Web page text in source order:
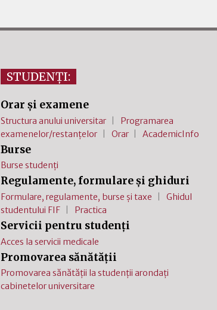
STUDENȚI:
Orar și examene
Structura anului universitar
Programarea
examenelor/restanțelor
Orar AcademicInfo
Burse
Burse studenți
Regulamente, formulare și ghiduri
Formulare, regulamente, burse și taxe
Ghidul
studentului FIF
Practica
Servicii pentru studenți
Acces la servicii medicale
Promovarea sănătății
Promovarea sănătății la studenții arondați
cabinetelor universitare